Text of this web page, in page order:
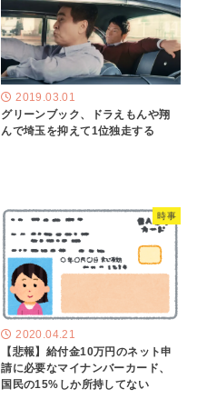
2019.03.01
グリーンブック、ドラえもんや翔
んで埼玉を抑えて1位独走する
時事
2020.04.21
【悲報】給付金10万円のネット申
請に必要なマイナンバーカード、
国民の15%しか所持してない